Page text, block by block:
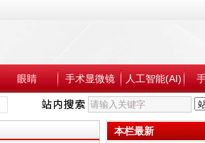
眼睛 手术显微镜 人工智能(AI)
本栏最新